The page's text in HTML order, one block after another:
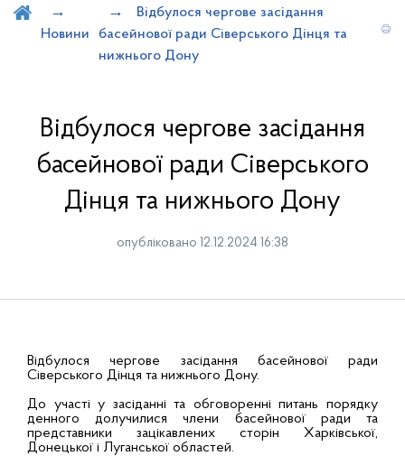
Новини
Відбулося чергове засідання
басейнової ради Сіверського Дінця та
нижнього Дону
Відбулося чергове засідання
басейнової ради Сіверського
Дінця та нижнього Дону
опубліковано 12.12.2024 16:38
Відбулося чергове засідання басейнової ради
Сіверського Дінця та нижнього Дону.
До участі у засіданні та обговоренні питань порядку
денного долучилися члени басейнової ради та
представники зацікавлених сторін Харківської,
Донецької і Луганської областей.